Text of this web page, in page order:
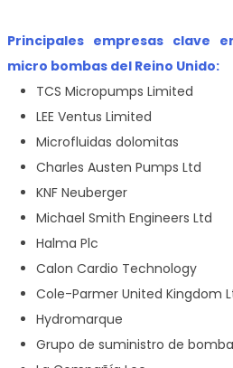
Principales empresas clave
micro bombas del Reino Unido:
TCS Micropumps Limited
LEE Ventus Limited
Microfluidas dolomitas
Charles Austen Pumps Ltd
KNF Neuberger
Michael Smith Engineers Ltd
Halma Plc
Calon Cardio Technology
Cole-Parmer United Kingdom
Hydromarque
Grupo de suministro de